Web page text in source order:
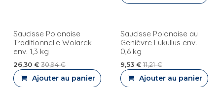
Saucisse Polonaise
Traditionnelle Wolarek
env. 1,3 kg
26,30 €30,94€
Ajouter au panier
Saucisse Polonaise au
Genièvre Lukullus env.
0,6 kg
9,53€11,21€
Ajouter au panier